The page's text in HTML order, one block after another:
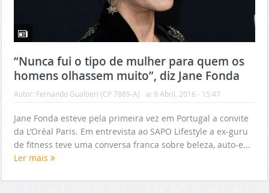
“Nunca fui o tipo de mulher para quem os
homens olhassem muito”, diz Jane Fonda
Autor: Fernando Gualtieri (CP 7889-A) a: 9 Abril, 2016 - 15:47
Jane Fonda esteve pela primeira vez em Portugal a convite
da L’Oréal Paris. Em entrevista ao SAPO Lifestyle a ex-guru
de fitness teve uma conversa franca sobre beleza, auto-e...
Ler mais